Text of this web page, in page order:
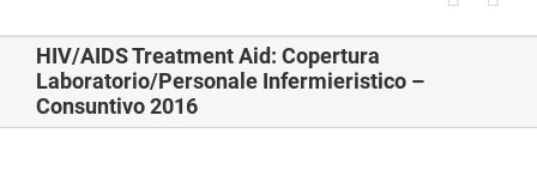
HIV/AIDS Treatment Aid: Copertura
Laboratorio/Personale Infermieristico –
Consuntivo 2016